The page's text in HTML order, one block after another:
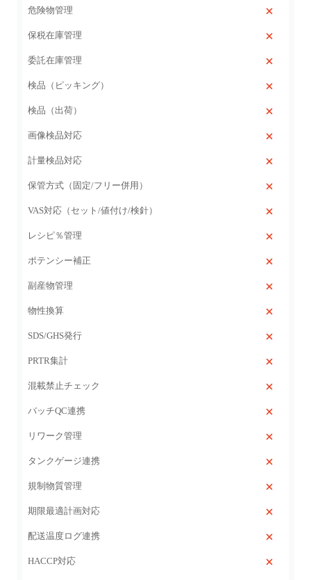
危険物管理
保税在庫管理
委託在庫管理
検品（ピッキング）
検品（出荷）
画像検品対応
計量検品対応
保管方式（固定/フリー併用）
VAS対応（セット/値付け/検針）
レシピ％管理
ポテンシー補正
副産物管理
物性換算
SDS/GHS発行
PRTR集計
混載禁止チェック
バッチQC連携
リワーク管理
タンクゲージ連携
規制物質管理
期限最適計画対応
配送温度ログ連携
HACCP対応